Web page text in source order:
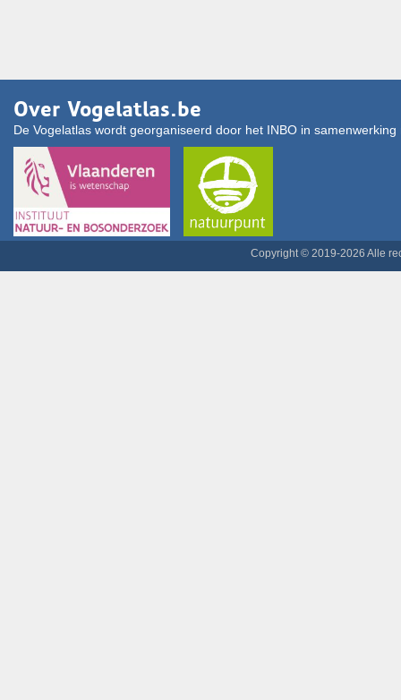
Over Vogelatlas.be
De Vogelatlas wordt georganiseerd door het INBO in
Copyright © 2019-2026 Alle